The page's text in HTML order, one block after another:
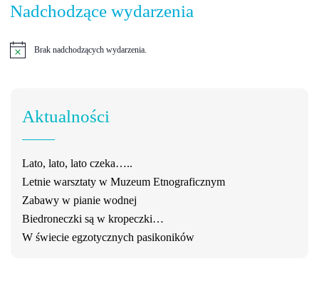
Nadchodzące wydarzenia
Powiadomienie
Brak nadchodzących wydarzenia.
Aktualności
Lato, lato, lato czeka…..
Letnie warsztaty w Muzeum Etnograficznym
Zabawy w pianie wodnej
Biedroneczki są w kropeczki…
W świecie egzotycznych pasikoników